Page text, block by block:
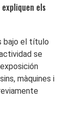
els
bajo el título
se
màquines i